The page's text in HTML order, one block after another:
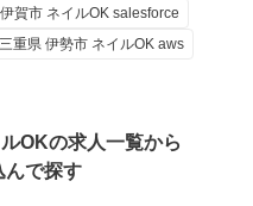
賀市 ネイルOK salesforce
三重県 伊勢市 ネイルOK aws
OKの求人一覧から
んで探す